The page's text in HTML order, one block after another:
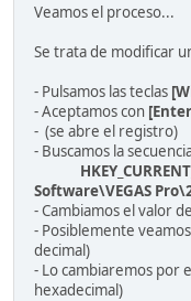
Veamos el proceso...
Se trata de modificar
- Pulsamos las teclas
- Aceptamos con
- (se abre el registro)
- Buscamos la
Software\VEGAS
- Cambiamos el valor
- Posiblemente
decimal)
- Lo cambiaremos por
hexadecimal)